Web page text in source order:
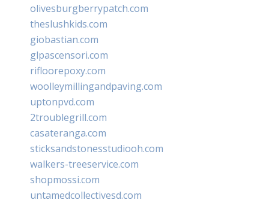
olivesburgberrypatch.com
theslushkids.com
giobastian.com
glpascensori.com
rifloorepoxy.com
woolleymillingandpaving.com
uptonpvd.com
2troublegrill.com
casateranga.com
sticksandstonesstudiooh.com
walkers-treeservice.com
shopmossi.com
untamedcollectivesd.com